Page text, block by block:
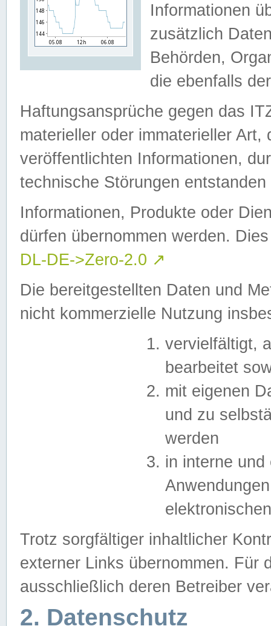
Informationen
zusätzlich
Behörden,
die ebenfalls
Haftungsansprüche gegen das
materieller oder immaterieller
veröffentlichten Informationen,
technische Störungen
Informationen, Produkte oder
dürfen übernommen werden.
DL-DE->Zero-2.0 ↗
Die bereitgestellten Daten und
nicht kommerzielle Nutzung
vervielfältigt,
bearbeitet
mit eigenen
und zu
werden
in interne
Trotz sorgfältiger inhaltlicher
externer Links übernommen. Für
ausschließlich deren Betreiber
2. Datenschutz